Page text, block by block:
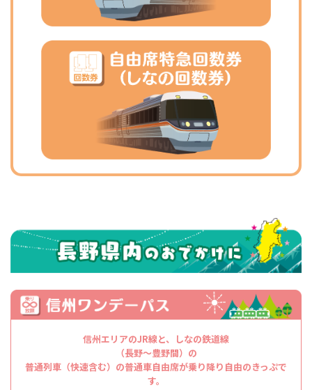
信州エリアのJR線と、しなの鉄道線
（長野〜豊野間）の
普通列車（快速含む）の普通車自由席が乗り降り自由のきっぷで
す。